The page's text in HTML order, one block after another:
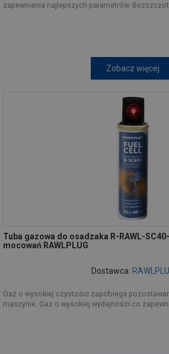
zapewnienia najlepszych parametrów.
Zobacz więcej
Tuba gazowa do osadzaka R-RAWL-
mocowań RAWLPLUG
Dostawca:
Gaz o wysokiej czystości zapobiega
maszynie. Gaz o wysokiej wydajności co